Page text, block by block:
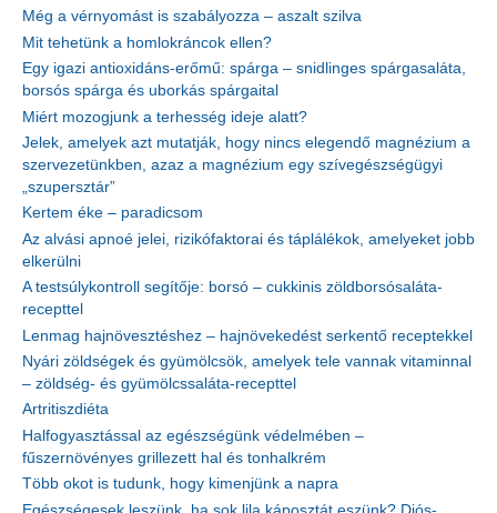
Még a vérnyomást is szabályozza – aszalt szilva
Mit tehetünk a homlokráncok ellen?
Egy igazi antioxidáns-erőmű: spárga – snidlinges spárgasaláta,
borsós spárga és uborkás spárgaital
Miért mozogjunk a terhesség ideje alatt?
Jelek, amelyek azt mutatják, hogy nincs elegendő magnézium a
szervezetünkben, azaz a magnézium egy szívegészségügyi
„szupersztár”
Kertem éke – paradicsom
Az alvási apnoé jelei, rizikófaktorai és táplálékok, amelyeket jobb
elkerülni
A testsúlykontroll segítője: borsó – cukkinis zöldborsósaláta-
recepttel
Lenmag hajnövesztéshez – hajnövekedést serkentő receptekkel
Nyári zöldségek és gyümölcsök, amelyek tele vannak vitaminnal
– zöldség- és gyümölcssaláta-recepttel
Artritiszdiéta
Halfogyasztással az egészségünk védelmében –
fűszernövényes grillezett hal és tonhalkrém
Több okot is tudunk, hogy kimenjünk a napra